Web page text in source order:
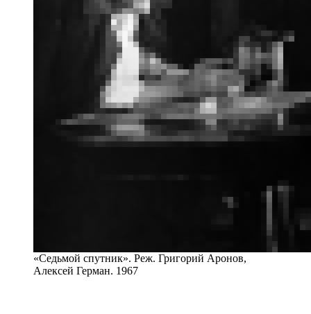
«Седьмой спутник». Реж. Григорий Аронов,
Алексей Герман. 1967